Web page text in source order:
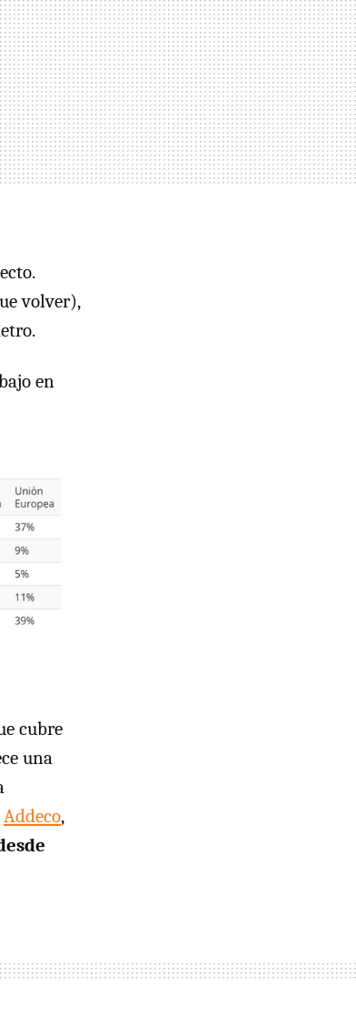
volver),
en
cubre
una
Addeco,